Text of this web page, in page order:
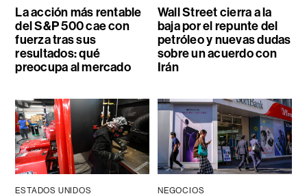
La acción más rentable
del S&P 500 cae con
fuerza tras sus
resultados: qué
preocupa al mercado
Wall Street cierra a la
baja por el repunte del
petróleo y nuevas dudas
sobre un acuerdo con
Irán
ESTADOS UNIDOS NEGOCIOS